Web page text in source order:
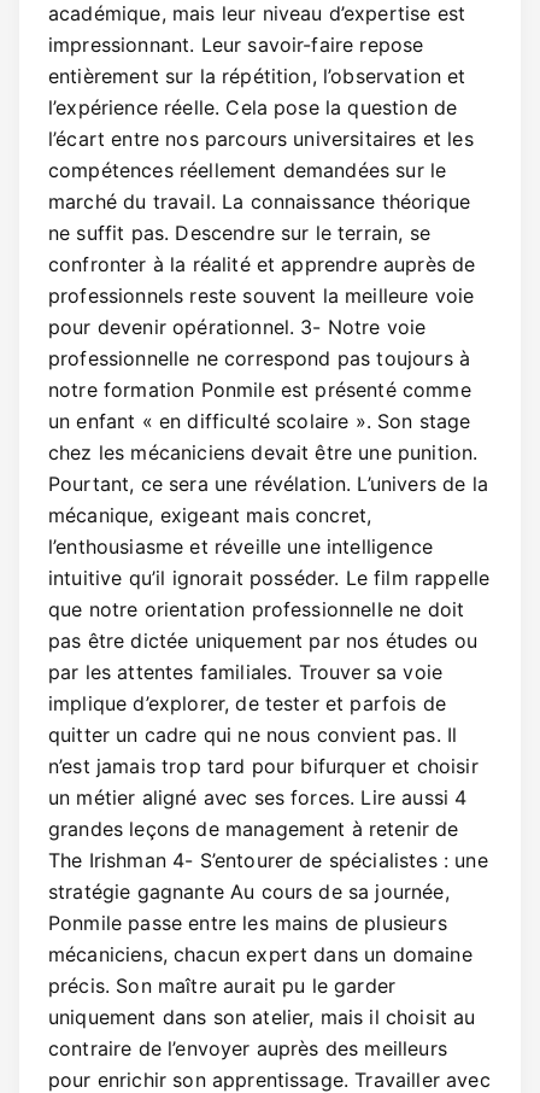
académique, mais leur niveau d’expertise est
impressionnant. Leur savoir-faire repose
entièrement sur la répétition, l’observation et
l’expérience réelle. Cela pose la question de
l’écart entre nos parcours universitaires et les
compétences réellement demandées sur le
marché du travail. La connaissance théorique
ne suffit pas. Descendre sur le terrain, se
confronter à la réalité et apprendre auprès de
professionnels reste souvent la meilleure voie
pour devenir opérationnel. 3- Notre voie
professionnelle ne correspond pas toujours à
notre formation Ponmile est présenté comme
un enfant « en difficulté scolaire ». Son stage
chez les mécaniciens devait être une punition.
Pourtant, ce sera une révélation. L’univers de la
mécanique, exigeant mais concret,
l’enthousiasme et réveille une intelligence
intuitive qu’il ignorait posséder. Le film rappelle
que notre orientation professionnelle ne doit
pas être dictée uniquement par nos études ou
par les attentes familiales. Trouver sa voie
implique d’explorer, de tester et parfois de
quitter un cadre qui ne nous convient pas. Il
n’est jamais trop tard pour bifurquer et choisir
un métier aligné avec ses forces. Lire aussi 4
grandes leçons de management à retenir de
The Irishman 4- S’entourer de spécialistes : une
stratégie gagnante Au cours de sa journée,
Ponmile passe entre les mains de plusieurs
mécaniciens, chacun expert dans un domaine
précis. Son maître aurait pu le garder
uniquement dans son atelier, mais il choisit au
contraire de l’envoyer auprès des meilleurs
pour enrichir son apprentissage. Travailler avec